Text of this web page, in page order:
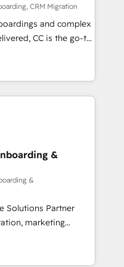
integration of
ecosystem. Would
your inbound
With 125+
most certified
& French.
CRM Migration
and complex
CC is the go-to
ready to
We specialize
migrations and
Salesforce, NetSuite,
fragmented
operations and
and custom
stack. - Custom
funnel automation.
and lead
setup across
Service Hubs. -
&
&
Solutions Partner
marketing
B2B SEO,
AEO and GEO (AI